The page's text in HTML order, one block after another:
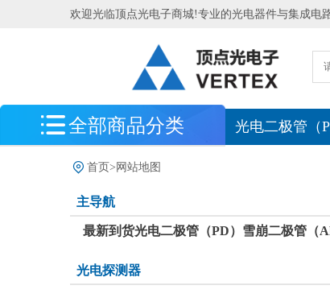
欢迎光临顶点光电子商城!专业的光电器件与集成电
全部商品分类
光电探测器
光电传感器
最新到货 光电二极管（
首页 > 网站地图
主导航
最新到货光电二极管（PD） 雪崩二极管（
光电探测器